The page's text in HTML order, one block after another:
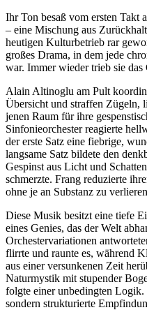
Ihr Ton besaß vom ersten Takt
– eine Mischung aus
heutigen Kulturbetrieb rar
großes Drama, in dem jede
war. Immer wieder trieb sie das
Alain Altinoglu am Pult
Übersicht und straffen Zügeln,
jenen Raum für ihre
Sinfonieorchester reagierte
der erste Satz eine fiebrige,
langsame Satz bildete den
Gespinst aus Licht und
schmerzte. Frang reduzierte
ohne je an Substanz zu
Diese Musik besitzt eine tiefe
eines Genies, das der Welt
Orchestervariationen
flirrte und raunte es, während
aus einer versunkenen Zeit
Naturmystik mit stupender
folgte einer unbedingten
sondern strukturierte